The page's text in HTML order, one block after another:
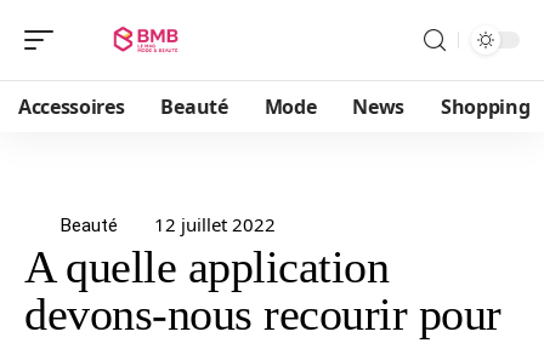
Accessoires Beauté Mode News Shopping
Beauté 12 juillet 2022
A quelle application
devons-nous recourir pour